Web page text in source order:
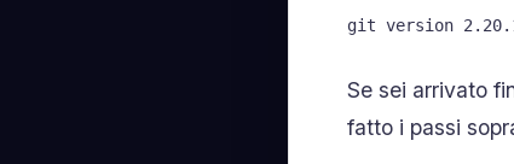
git version
Se sei arrivato
fatto i passi